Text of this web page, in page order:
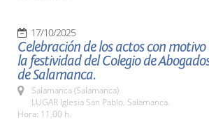
17/10/2025
Celebración de los actos con motivo
la festividad del Colegio de
de Salamanca.
Salamanca (Salamanca)
LUGAR Iglesia San Pablo. Salamanca.
Hora: 11,00 h.